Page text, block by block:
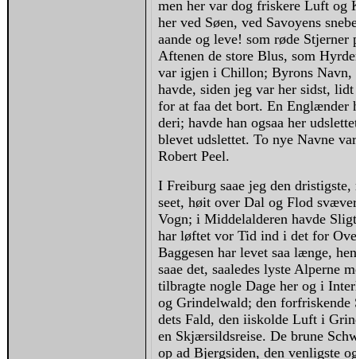
men her var dog friskere Luft og
her ved Søen, ved Savoyens
aande og leve! som røde
Aftenen de store Blus, som
var igjen i Chillon; Byrons Navn,
havde, siden jeg var her sidst,
for at faa det bort. En Englænder
deri; havde han ogsaa her
blevet udslettet. To nye Navne
Robert Peel.
I Freiburg saae jeg den
seet, høit over Dal og Flod
Vogn; i Middelalderen havde
har løftet vor Tid ind i det for
Baggesen har levet saa længe,
saae det, saaledes lyste Alperne
tilbragte nogle Dage her og i
og Grindelwald; den forfriskende
dets Fald, den iiskolde Luft i
en Skjærsildsreise. De brune
op ad Bjergsiden, den venligste